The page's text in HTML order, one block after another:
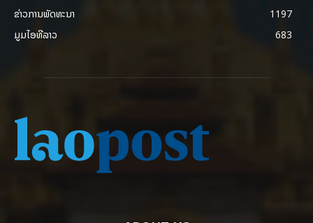
ຂ່າວການພັດທະນາ
1197
ມູມໄອທີລາວ
683